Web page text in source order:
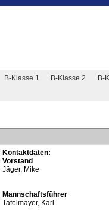
B-Klasse 1 B-Klasse 2 B-
Kontaktdaten:
Vorstand
Jäger, Mike
Mannschaftsführer
Tafelmayer, Karl